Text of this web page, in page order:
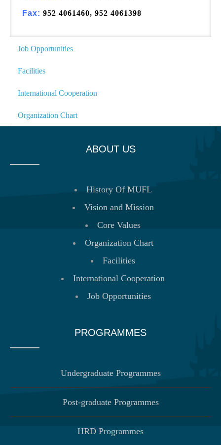
Fax: 952 4061460, 952 4061398
Job Opportunities
Facilities
International Cooperation
Organization Chart
ABOUT US
History Of MUFL
Vision and Mission
Core Values
Organization Chart
Facilities
International Cooperation
Job Opportunities
PROGRAMMES
Undergraduate Programmes
Post-graduate Programmes
HRD Programmes